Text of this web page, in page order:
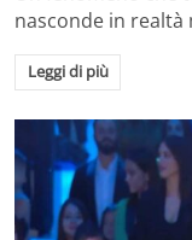
nasconde in
Leggi di più